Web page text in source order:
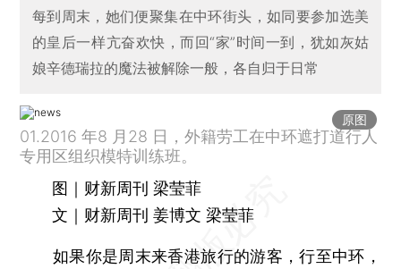
每到周末，她们便聚集在中环街头，如同要参加选美
的皇后一样亢奋欢快，而回“家”时间一到，犹如灰姑
娘辛德瑞拉的魔法被解除一般，各自归于日常
原图
01.2016 年8 月28 日，外籍劳工在中环遮打道行人
专用区组织模特训练班。
图｜财新周刊 梁莹菲
文｜财新周刊 姜博文 梁莹菲
如果你是周末来香港旅行的游客，行至中环，